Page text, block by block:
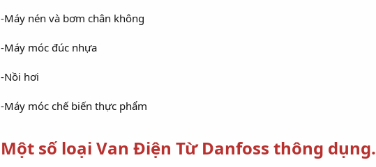
-Máy nén và bơm chân không
-Máy móc đúc nhựa
-Nồi hơi
-Máy móc chế biến thực phẩm
Một số loại Van Điện Từ Danfoss thông dụng.